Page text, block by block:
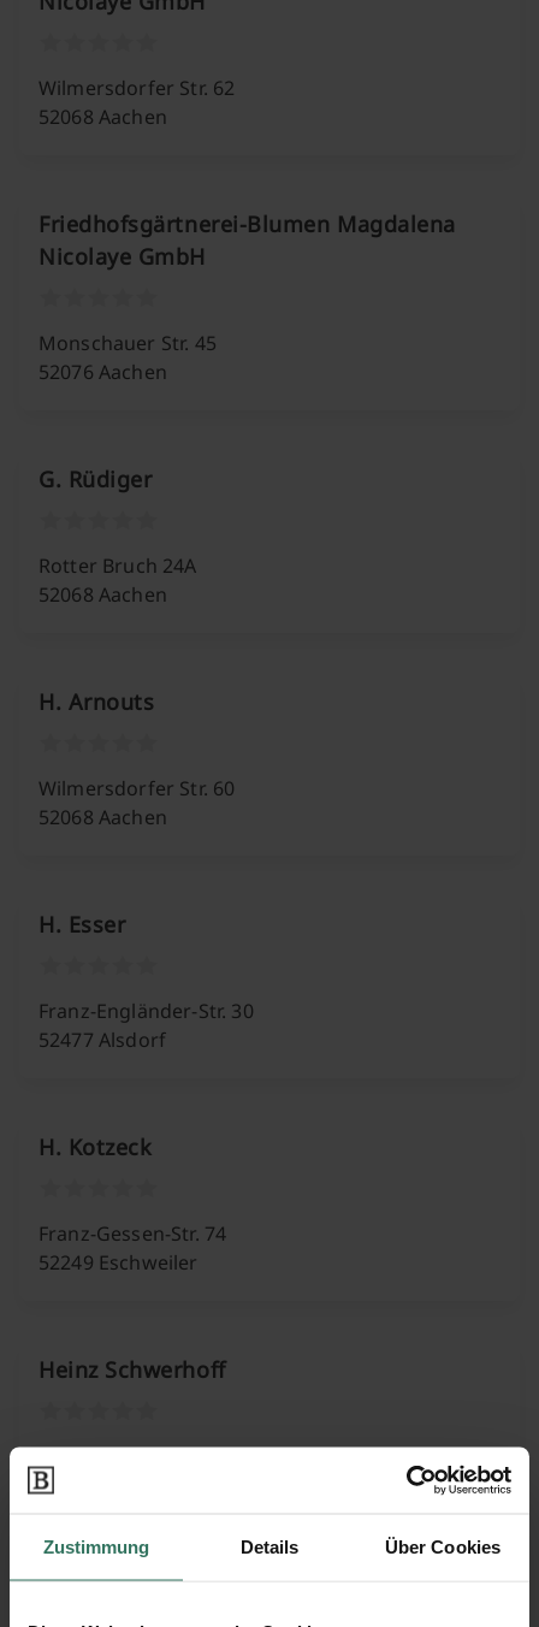
Zustimmung Details Über Cookies
Wilmersdorfer Str. 62
52068 Aachen
Friedhofsgärtnerei-Blumen Magdalena
Nicolaye GmbH
Monschauer Str. 45
52076 Aachen
G. Rüdiger
Rotter Bruch 24A
52068 Aachen
H. Arnouts
Wilmersdorfer Str. 60
52068 Aachen
H. Esser
Franz-Engländer-Str. 30
52477 Alsdorf
H. Kotzeck
Franz-Gessen-Str. 74
52249 Eschweiler
Heinz Schwerhoff
Heider-Hof-Weg 9
52080 Aachen